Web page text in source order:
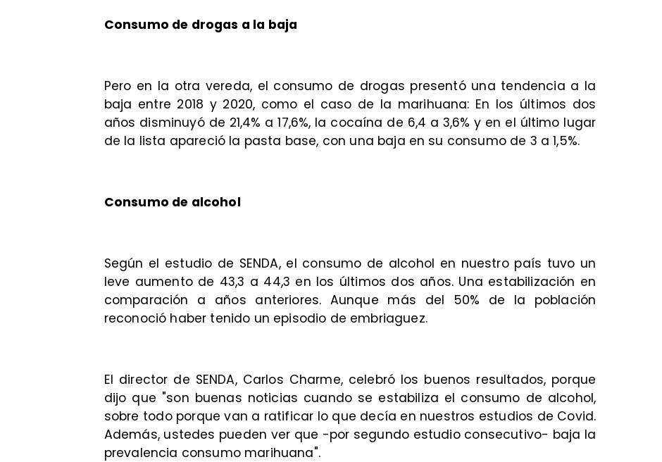
Consumo de drogas a la baja
Pero en la otra vereda, el consumo de drogas presentó una tendencia a la
baja entre 2018 y 2020, como el caso de la marihuana: En los últimos dos
años disminuyó de 21,4% a 17,6%, la cocaína de 6,4 a 3,6% y en el último lugar
de la lista apareció la pasta base, con una baja en su consumo de 3 a 1,5%.
Consumo de alcohol
Según el estudio de SENDA, el consumo de alcohol en nuestro país tuvo un
leve aumento de 43,3 a 44,3 en los últimos dos años. Una estabilización en
comparación a años anteriores. Aunque más del 50% de la población
reconoció haber tenido un episodio de embriaguez.
El director de SENDA, Carlos Charme, celebró los buenos resultados, porque
dijo que "son buenas noticias cuando se estabiliza el consumo de alcohol,
sobre todo porque van a ratificar lo que decía en nuestros estudios de Covid.
Además, ustedes pueden ver que -por segundo estudio consecutivo- baja la
prevalencia consumo marihuana".